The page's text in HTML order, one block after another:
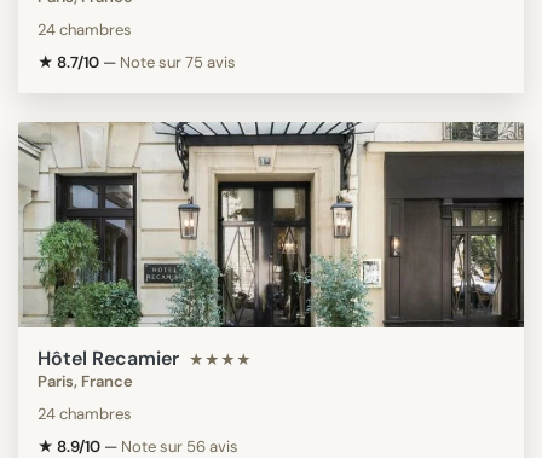
24 chambres
★ 8.7/10 — Note sur 75 avis
Hôtel Recamier ★★★★
Paris, France
24 chambres
★ 8.9/10 — Note sur 56 avis